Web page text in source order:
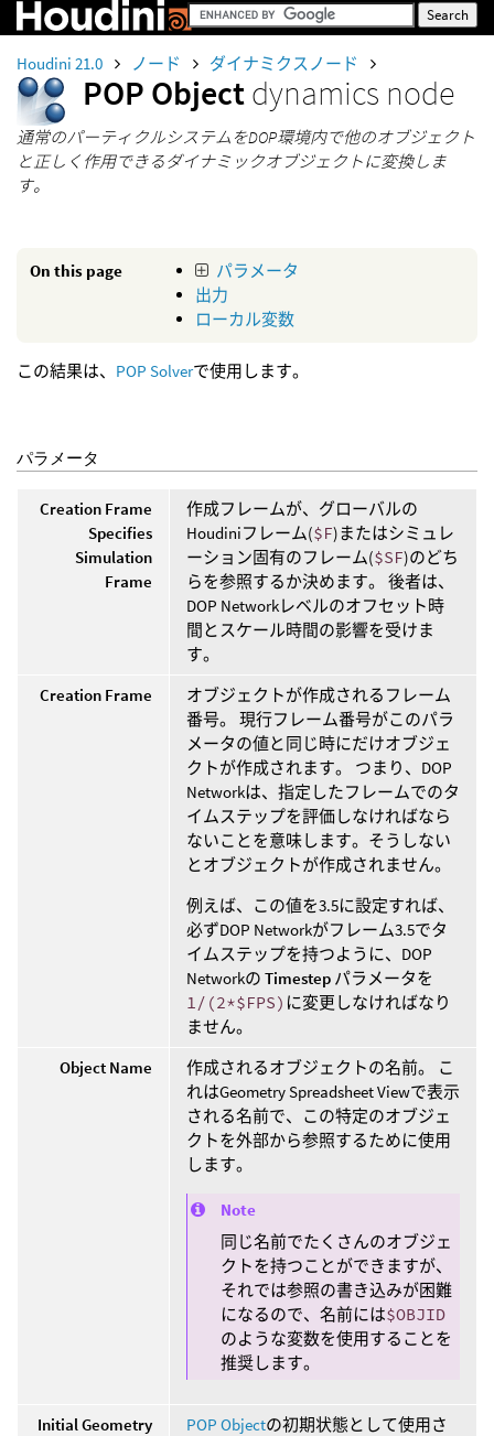
Houdini 21.0 ノード ダイナミクスノード
POP Objectdynamics node
通常のパーティクルシステムをDOP環境内で他のオブジェクト
と正しく作用できるダイナミックオブジェクトに変換しま
す。
On this page
パラメータ
出力
ローカル変数
この結果は、 POP Solverで使用します。
パラメータ
Creation Frame
Specifies
Simulation
Frame
作成フレームが、グローバルの
Houdiniフレーム($F)またはシミュレ
ーション固有のフレーム($SF)のどち
らを参照するか決めます。 後者は、
DOP Networkレベルのオフセット時
間とスケール時間の影響を受けま
す。
Creation Frame
オブジェクトが作成されるフレーム
番号。 現行フレーム番号がこのパラ
メータの値と同じ時にだけオブジェ
クトが作成されます。 つまり、DOP
Networkは、指定したフレームでのタ
イムステップを評価しなければなら
ないことを意味します。そうしない
とオブジェクトが作成されません。
例えば、この値を3.5に設定すれば、
必ずDOP Networkがフレーム3.5でタ
イムステップを持つように、DOP
Networkの Timestep パラメータを
1/(2*$FPS) に変更しなければなり
ません。
Object Name
作成されるオブジェクトの名前。 こ
れはGeometry Spreadsheet Viewで表示
される名前で、この特定のオブジェ
クトを外部から参照するために使用
します。
Note
同じ名前でたくさんのオブジェ
クトを持つことができますが、
それでは参照の書き込みが困難
になるので、名前には$OBJID
のような変数を使用することを
推奨します。
Initial Geometry POP Objectの初期状態として使用さ